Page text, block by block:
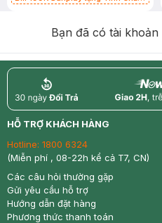
Bạn đã có tài khoản
return nowfree
HỖ TRỢ KHÁCH HÀNG
Hotline: 1800 6324
(Miễn phí , 08-22h kể cả T7, CN)
Các câu hỏi thường gặp
Gửi yêu cầu hỗ trợ
Hướng dẫn đặt hàng
Phương thức thanh toán